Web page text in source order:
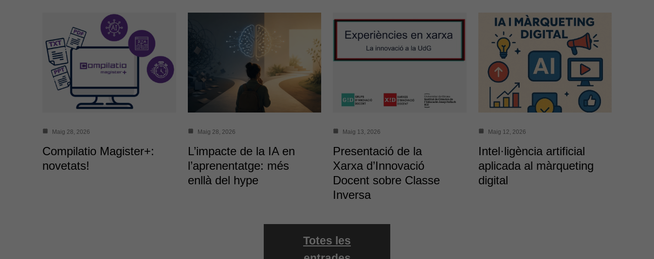
Maig 28, 2026
Compilatio Magister+:
novetats!
Maig 28, 2026
L’impacte de la IA en
l’aprenentatge: més
enllà del hype
Maig 13, 2026
Presentació de la
Xarxa d’Innovació
Docent sobre Classe
Inversa
Maig 12, 2026
Intel·ligència artificial
aplicada al màrqueting
digital
Totes les